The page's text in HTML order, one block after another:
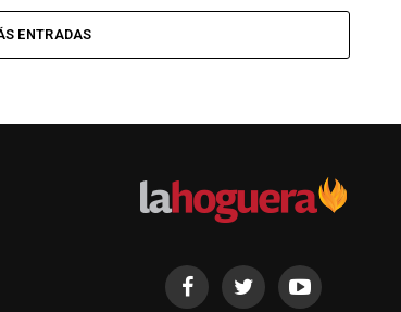
ENTRADAS